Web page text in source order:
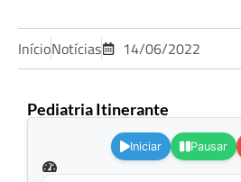
InícioNotícias 14/06/2022
Pediatria Itinerante
Iniciar Pausar